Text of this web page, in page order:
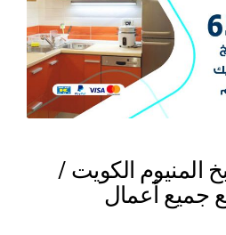
المنيوم الكويت /
/ مصنع جميع أعمال